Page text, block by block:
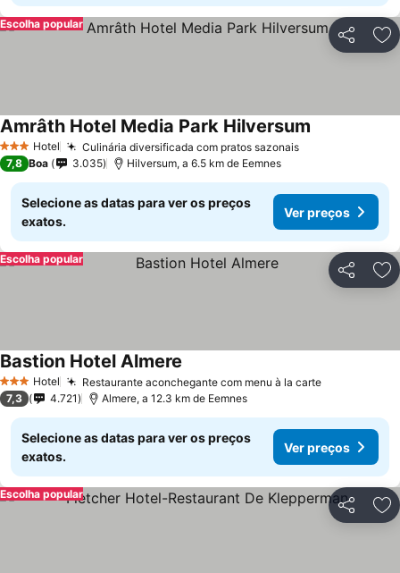
Partilhar
Escolha popular
3 EstrelasHotel Culinária diversificada com pratos sazonais
Amrâth Hotel Media Park Hilversum
7,8 Boa 3.035 Hilversum, a 6.5 km de Eemnes
Selecione as datas para ver os preços
exatos.
Ver preços
Partilhar
Escolha popular
3 EstrelasHotel Restaurante aconchegante com menu à la carte
Bastion Hotel Almere
7,3 4.721 Almere, a 12.3 km de Eemnes
Selecione as datas para ver os preços
exatos.
Ver preços
Partilhar
Escolha popular